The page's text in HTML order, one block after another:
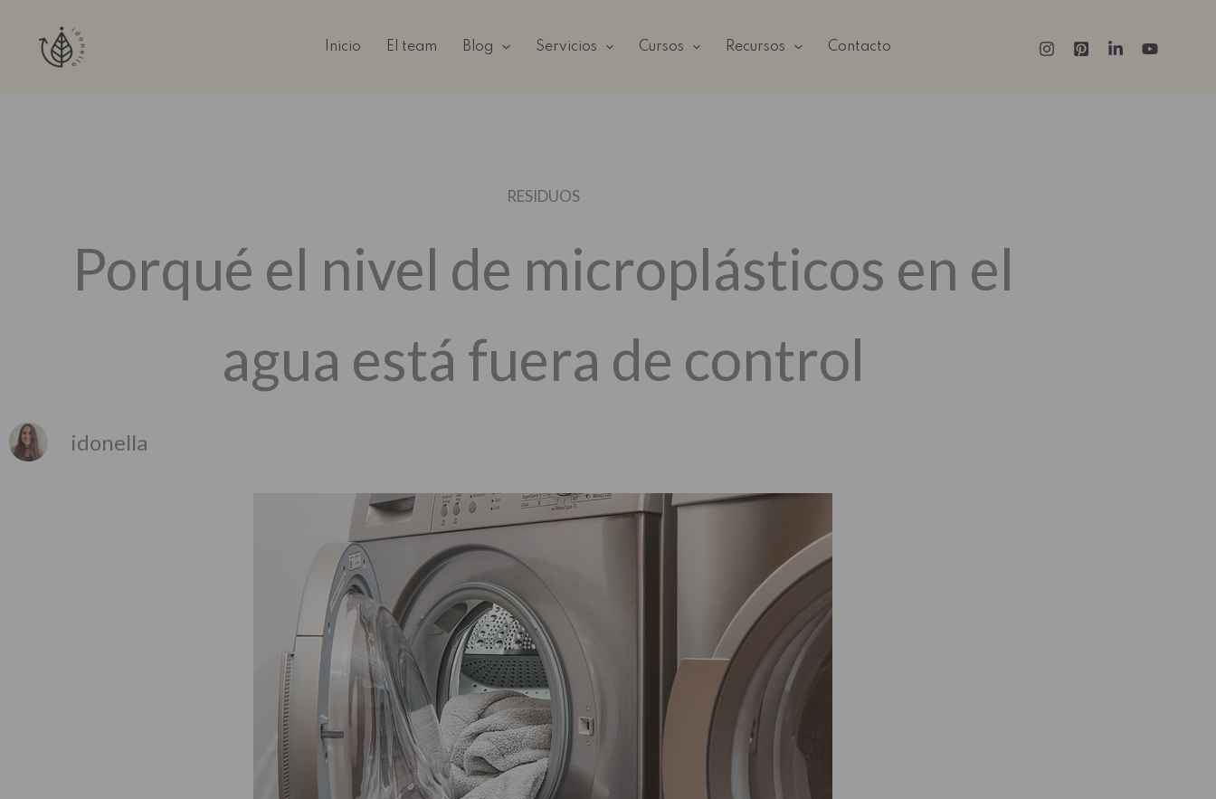
contenido
Inicio El team Blog Servicios Cursos Recursos Contacto
RESIDUOS
Porqué el nivel de microplásticos en el
agua está fuera de control
idonella